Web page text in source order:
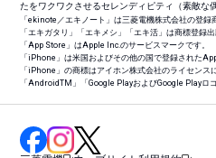
たをワクワクさせるセレンディピティ（素敵な
「ekinote／エキノート」は三菱電機株式会社の登録
「エキガタリ」「エキメシ」「エキ活」は商標登録出
「App Store」はApple Inc.のサービスマークです。
「iPhone」は米国およびその他の国で登録された
「iPhone」の商標はアイホン株式会社のライセンス
「AndroidTM 」「Google PlayおよびGoogle Playロ